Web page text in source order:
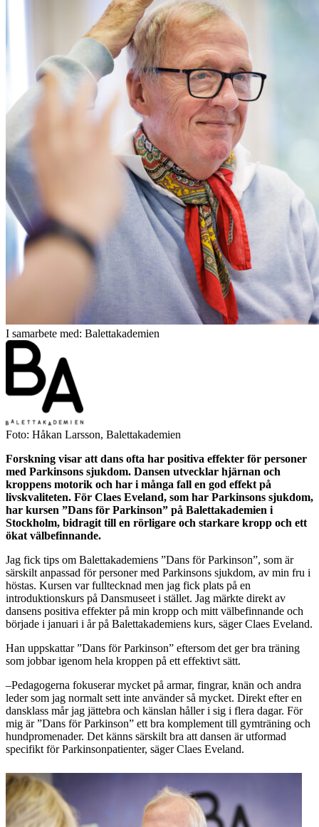
I samarbete med: Balettakademien
Foto: Håkan Larsson, Balettakademien
Forskning visar att dans ofta har positiva effekter för personer
med Parkinsons sjukdom. Dansen utvecklar hjärnan och
kroppens motorik och har i många fall en god effekt på
livskvaliteten. För Claes Eveland, som har Parkinsons sjukdom,
har kursen ”Dans för Parkinson” på Balettakademien i
Stockholm, bidragit till en rörligare och starkare kropp och ett
ökat välbefinnande.
Jag fick tips om Balettakademiens ”Dans för Parkinson”, som är
särskilt anpassad för personer med Parkinsons sjukdom, av min fru i
höstas. Kursen var fulltecknad men jag fick plats på en
introduktionskurs på Dansmuseet i stället. Jag märkte direkt av
dansens positiva effekter på min kropp och mitt välbefinnande och
började i januari i år på Balettakademiens kurs, säger Claes Eveland.
Han uppskattar ”Dans för Parkinson” eftersom det ger bra träning
som jobbar igenom hela kroppen på ett effektivt sätt.
–Pedagogerna fokuserar mycket på armar, fingrar, knän och andra
leder som jag normalt sett inte använder så mycket. Direkt efter en
dansklass mår jag jättebra och känslan håller i sig i flera dagar. För
mig är ”Dans för Parkinson” ett bra komplement till gymträning och
hundpromenader. Det känns särskilt bra att dansen är utformad
specifikt för Parkinsonpatienter, säger Claes Eveland.